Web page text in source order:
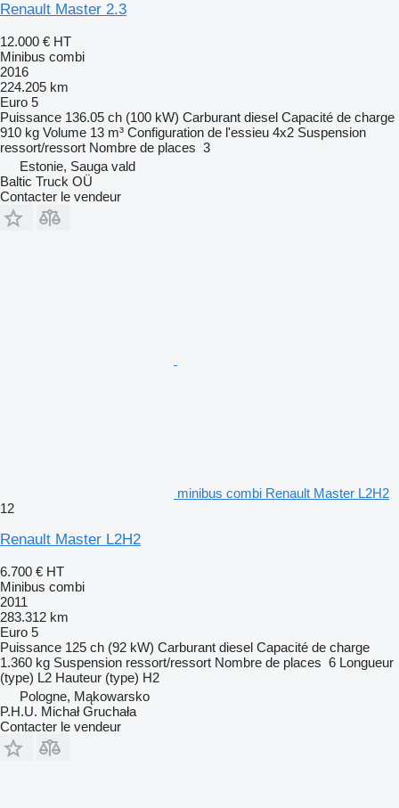
Renault Master 2.3
12.000 € HT
Minibus combi
2016
224.205 km
Euro 5
Puissance 136.05 ch (100 kW) Carburant diesel Capacité de charge
910 kg Volume 13 m³ Configuration de l'essieu 4x2 Suspension
ressort/ressort Nombre de places 3
Estonie, Sauga vald
Baltic Truck OÜ
Contacter le vendeur
minibus combi Renault Master L2H2
12
Renault Master L2H2
6.700 € HT
Minibus combi
2011
283.312 km
Euro 5
Puissance 125 ch (92 kW) Carburant diesel Capacité de charge
1.360 kg Suspension ressort/ressort Nombre de places 6 Longueur
(type) L2 Hauteur (type) H2
Pologne, Mąkowarsko
P.H.U. Michał Gruchała
Contacter le vendeur